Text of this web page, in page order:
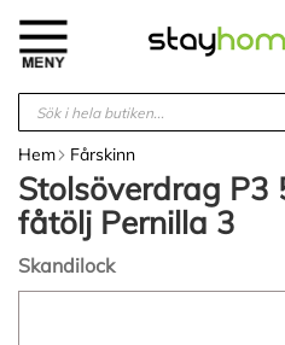
innehållet
Hem Fårskinn
Stolsöverdrag
fåtölj Pernilla 3
Skandilock